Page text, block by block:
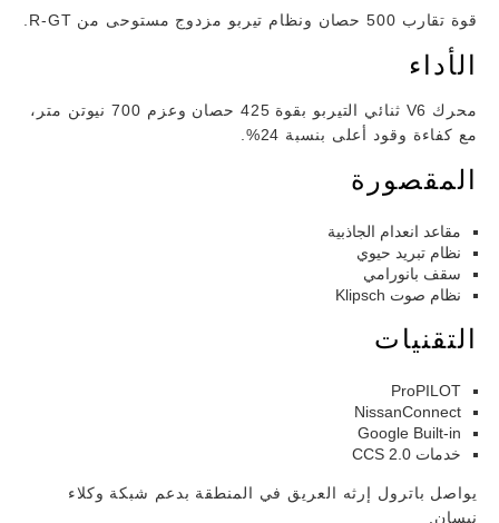
قوة تقارب 500 حصان ونظام تيربو مزدوج مستوحى من R-GT.
الأداء
محرك V6 ثنائي التيربو بقوة 425 حصان وعزم 700 نيوتن متر،
مع كفاءة وقود أعلى بنسبة 24%.
المقصورة
مقاعد انعدام الجاذبية
نظام تبريد حيوي
سقف بانورامي
نظام صوت Klipsch
التقنيات
ProPILOT
NissanConnect
Google Built-in
خدمات CCS 2.0
يواصل باترول إرثه العريق في المنطقة بدعم شبكة وكلاء
نيسان.